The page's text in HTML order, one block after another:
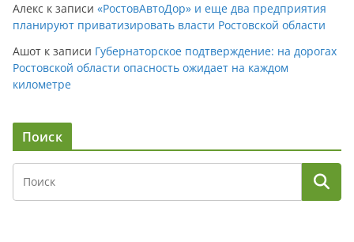
Алекс к записи «РостовАвтоДор» и еще два предприятия
планируют приватизировать власти Ростовской области
Ашот к записи Губернаторское подтверждение: на дорогах
Ростовской области опасность ожидает на каждом
километре
Поиск